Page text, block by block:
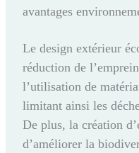
avantages
Le design extérieur
réduction de
l’utilisation de
limitant ainsi les
De plus, la création
d’améliorer la